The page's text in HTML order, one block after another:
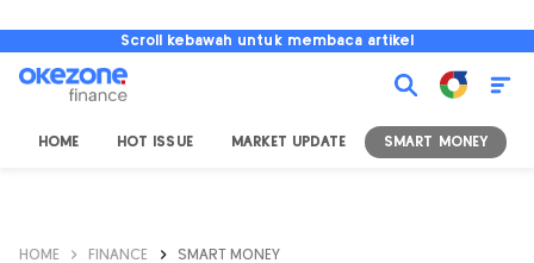
Scroll kebawah untuk membaca artikel
HOME HOT ISSUE MARKET UPDATE SMART MONEY
HOME FINANCE SMART MONEY